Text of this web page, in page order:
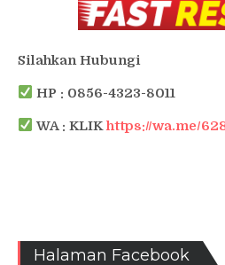
Silahkan Hubungi
HP : 0856-4323-8011
WA : KLIKhttps://wa.me/
Halaman Facebook